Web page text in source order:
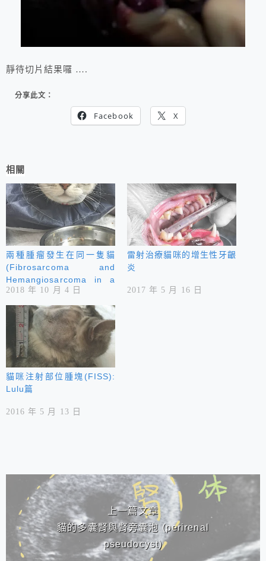
靜待切片結果囉 ….
分享此文：
Facebook X
相關
兩種腫瘤發生在同一隻貓
(Fibrosarcoma and
Hemangiosarcoma in a
cat)
2018 年 10 月 4 日
雷射治療貓咪的增生性牙齦
炎
2017 年 5 月 16 日
貓咪注射部位腫塊(FISS):
Lulu篇
2016 年 5 月 13 日
相連文章
上一篇文章
貓的多囊腎與腎旁囊泡 (perirenal
pseudocyst)